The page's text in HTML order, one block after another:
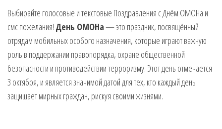
друзей.
Поздравления
в Смс на
телефон,
музыкальные.
Только для
готовые
голосовые
Выбирайте голосовые и текстовые Поздравления с Днём ОМОНа и
смс пожелания! День ОМОНа— это праздник, посвящённый
отрядам мобильных особого назначения, которые играют важную
роль в поддержании правопорядка, охране общественной
безопасности и противодействии терроризму. Этот день отмечается
3 октября, и является значимой датой для тех, кто каждый день
защищает мирных граждан, рискуя своими жизнями.